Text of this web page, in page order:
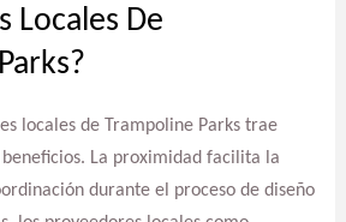
Locales De
locales de Trampoline Parks trae
La proximidad facilita la
durante el proceso de diseño